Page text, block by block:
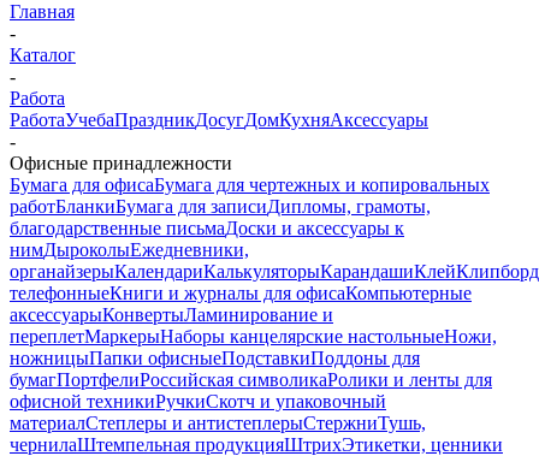
Главная
-
Каталог
-
Работа
РаботаУчебаПраздникДосугДомКухняАксессуары
-
Офисные принадлежности
Бумага для офисаБумага для чертежных и копировальных
работБланкиБумага для записиДипломы, грамоты,
благодарственные письмаДоски и аксессуары к
нимДыроколыЕжедневники,
органайзерыКалендариКалькуляторыКарандашиКлей
телефонныеКниги и журналы для офисаКомпьютерные
аксессуарыКонвертыЛаминирование и
переплетМаркерыНаборы канцелярские настольныеНожи,
ножницыПапки офисныеПодставкиПоддоны для
бумагПортфелиРоссийская символикаРолики и ленты для
офисной техникиРучкиСкотч и упаковочный
материалСтеплеры и антистеплерыСтержниТушь,
чернилаШтемпельная продукцияШтрихЭтикетки, ценники